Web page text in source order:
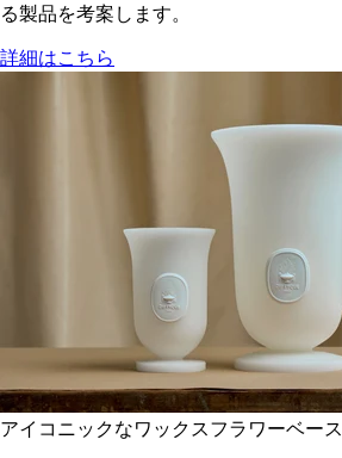
る製品を考案します。
詳細はこちら
アイコニックなワックスフラワーベース